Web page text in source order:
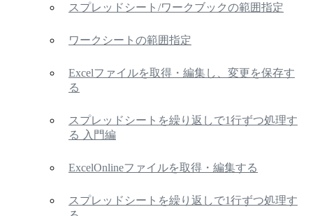
スプレッドシート/ワークブックの範囲指定
ワークシートの範囲指定
Excelファイルを取得・編集し、変更を保存す
る
スプレッドシートを繰り返しで1行ずつ処理す
る 入門編
ExcelOnlineファイルを取得・編集する
スプレッドシートを繰り返しで1行ずつ処理す